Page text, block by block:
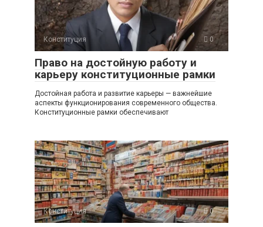
Конституция 0
Право на достойную работу и
карьеру конституционные рамки
Достойная работа и развитие карьеры — важнейшие
аспекты функционирования современного общества.
Конституционные рамки обеспечивают
Конституция 0